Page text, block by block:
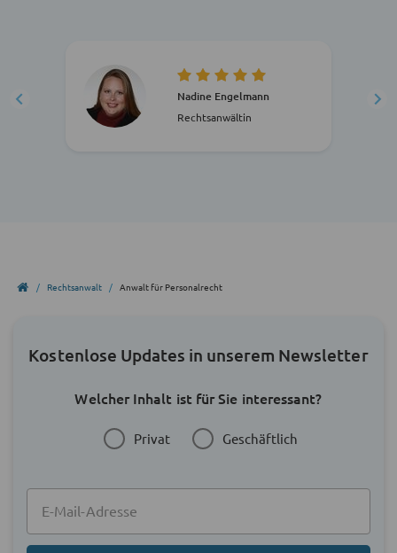
Nadine Engelmann
Rechtsanwältin
Rechtsanwalt Anwalt für Personalrecht
Kostenlose Updates in unserem Newsletter
Welcher Inhalt ist für Sie interessant?
Privat Geschäftlich